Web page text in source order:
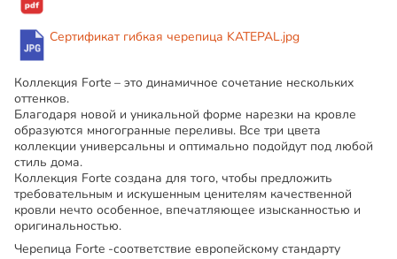
Сертификат гибкая черепица KATEPAL.jpg
Коллекция Forte – это динамичное сочетание нескольких
оттенков.
Благодаря новой и уникальной форме нарезки на кровле
образуются многогранные переливы. Все три цвета
коллекции универсальны и оптимально подойдут под любой
стиль дома.
Коллекция Forte создана для того, чтобы предложить
требовательным и искушенным ценителям качественной
кровли нечто особенное, впечатляющее изысканностью и
оригинальностью.
Черепица Forte -соответствие европейскому стандарту